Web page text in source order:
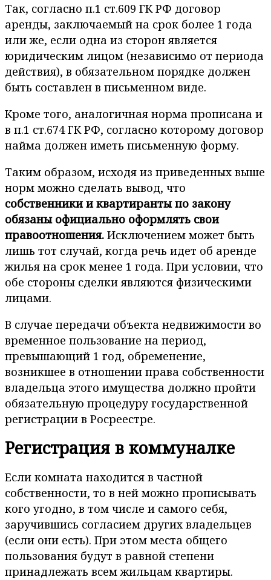
Так, согласно п.1 ст.609 ГК РФ договор
аренды, заключаемый на срок более 1 года
или же, если одна из сторон является
юридическим лицом (независимо от периода
действия), в обязательном порядке должен
быть составлен в письменном виде.
Кроме того, аналогичная норма прописана и
в п.1 ст.674 ГК РФ, согласно которому договор
найма должен иметь письменную форму.
Таким образом, исходя из приведенных выше
норм можно сделать вывод, что
собственники и квартиранты по закону
обязаны официально оформлять свои
правоотношения. Исключением может быть
лишь тот случай, когда речь идет об аренде
жилья на срок менее 1 года. При условии, что
обе стороны сделки являются физическими
лицами.
В случае передачи объекта недвижимости во
временное пользование на период,
превышающий 1 год, обременение,
возникшее в отношении права собственности
владельца этого имущества должно пройти
обязательную процедуру государственной
регистрации в Росреестре.
Регистрация в коммуналке
Если комната находится в частной
собственности, то в ней можно прописывать
кого угодно, в том числе и самого себя,
заручившись согласием других владельцев
(если они есть). При этом места общего
пользования будут в равной степени
принадлежать всем жильцам квартиры.